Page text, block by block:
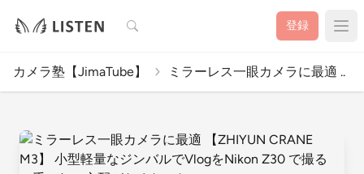
検索 登録
カメラ塾【JimaTube】 ミラーレス一眼カメラに最適 ..